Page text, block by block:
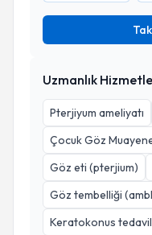
Uzmanlık
Pterjiyum ameliyatı
Çocuk Göz
Göz eti (pterjium)
Göz tembelliği
Keratokonus